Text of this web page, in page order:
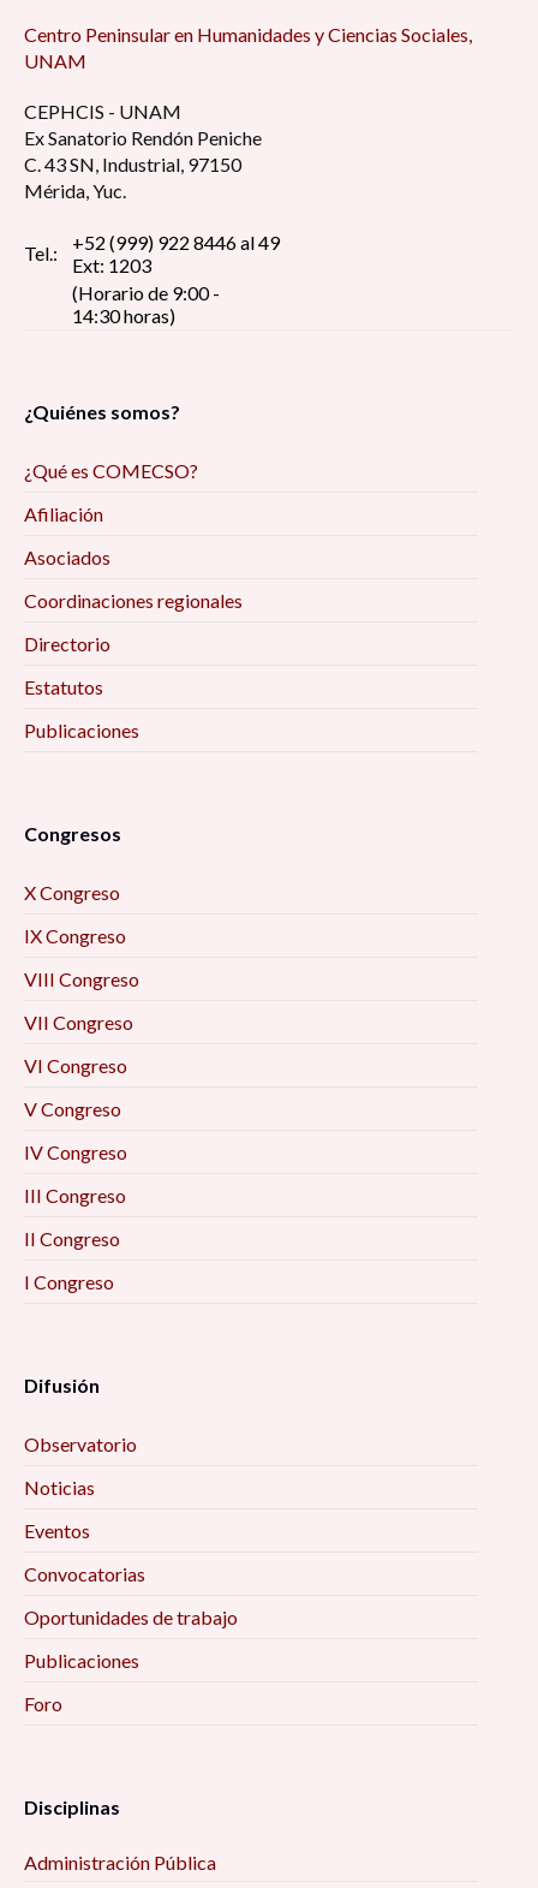
Centro Peninsular en Humanidades y Ciencias Sociales,
UNAM
CEPHCIS - UNAM
Ex Sanatorio Rendón Peniche
C. 43 SN, Industrial, 97150
Mérida, Yuc.
Tel.:
+52 (999) 922 8446 al 49
Ext: 1203
(Horario de 9:00 -
14:30 horas)
¿Quiénes somos?
¿Qué es COMECSO?
Afiliación
Asociados
Coordinaciones regionales
Directorio
Estatutos
Publicaciones
Congresos
X Congreso
IX Congreso
VIII Congreso
VII Congreso
VI Congreso
V Congreso
IV Congreso
III Congreso
II Congreso
I Congreso
Difusión
Observatorio
Noticias
Eventos
Convocatorias
Oportunidades de trabajo
Publicaciones
Foro
Disciplinas
Administración Pública